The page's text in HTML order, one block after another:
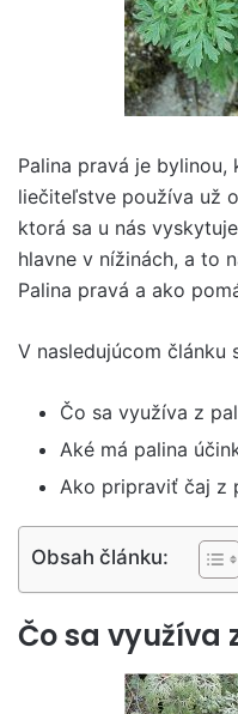
Palina pravá je
liečiteľstve používa už
ktorá sa u nás
hlavne v nížinách, a to
Palina pravá a ako
V nasledujúcom článku
Čo sa využíva z
Aké má palina
Ako pripraviť čaj z
Obsah článku:
Čo sa využíva